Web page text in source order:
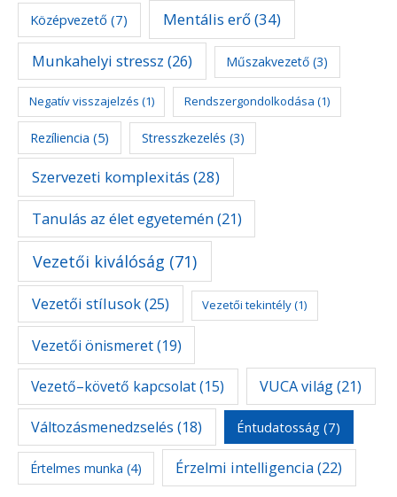
Középvezető (7) Mentális erő(34)
Munkahelyi stressz (26) Műszakvezető (3)
Negatív visszajelzés (1) Rendszergondolkodása (1)
Rezíliencia (5) Stresszkezelés (3)
Szervezeti komplexitás (28)
Tanulás az élet egyetemén(21)
Vezetői kiválóság (71)
Vezetői stílusok(25) Vezetői tekintély(1)
Vezetői önismeret(19)
Vezető–követő kapcsolat(15) VUCA világ(21)
Változásmenedzselés (18) Éntudatosság (7)
Értelmes munka (4) Érzelmi intelligencia(22)